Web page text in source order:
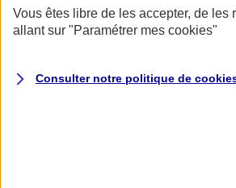
AXA Assurance
Vous êtes libre de les accepter, de les
allant sur "Paramétrer mes cookies"
Consulter notre politique de